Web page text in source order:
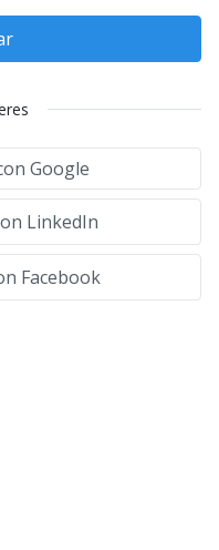
Google
LinkedIn
Facebook